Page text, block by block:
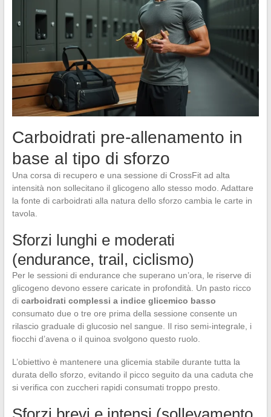
Carboidrati pre-allenamento in
base al tipo di sforzo
Una corsa di recupero e una sessione di CrossFit ad alta
intensità non sollecitano il glicogeno allo stesso modo. Adattare
la fonte di carboidrati alla natura dello sforzo cambia le carte in
tavola.
Sforzi lunghi e moderati
(endurance, trail, ciclismo)
Per le sessioni di endurance che superano un’ora, le riserve di
glicogeno devono essere caricate in profondità. Un pasto ricco
di carboidrati complessi a indice glicemico basso
consumato due o tre ore prima della sessione consente un
rilascio graduale di glucosio nel sangue. Il riso semi-integrale, i
fiocchi d’avena o il quinoa svolgono questo ruolo.
L’obiettivo è mantenere una glicemia stabile durante tutta la
durata dello sforzo, evitando il picco seguito da una caduta che
si verifica con zuccheri rapidi consumati troppo presto.